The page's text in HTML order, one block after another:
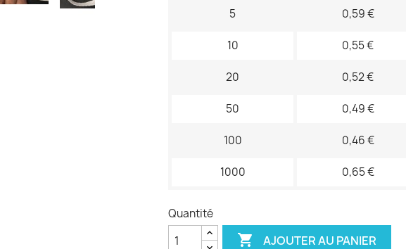
5 0,59 €
10 0,55 €
20 0,52 €
50 0,49 €
100 0,46 €
1000 0,65 €
Quantité
 AJOUTER AU PANIER